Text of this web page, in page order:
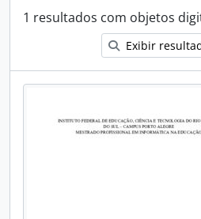
1 resultados com objetos
Exibir